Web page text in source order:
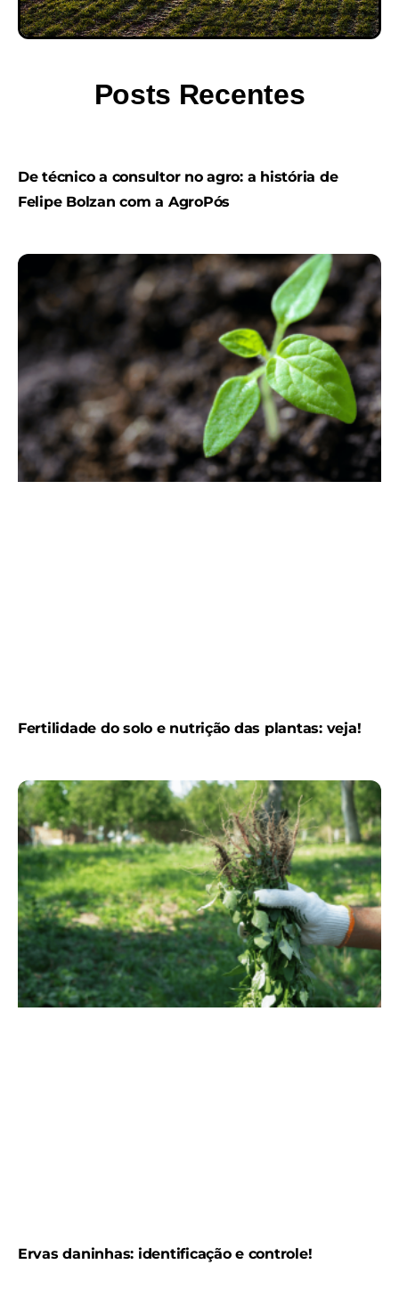
Posts Recentes
De técnico a consultor no agro: a história de
Felipe Bolzan com a AgroPós
Fertilidade do solo e nutrição das plantas: veja!
Ervas daninhas: identificação e controle!